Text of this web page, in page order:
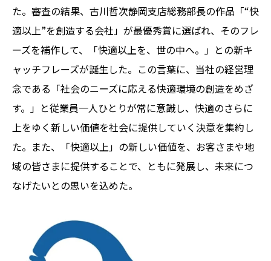
た。審査の結果、古川哲次静岡支店総務部長の作品「“快
適以上”を創造する会社」が最優秀賞に選ばれ、そのフレ
ーズを補作して、「快適以上を、世の中へ。」との新キ
ャッチフレーズが誕生した。この言葉に、当社の経営理
念である「社会のニーズに応える快適環境の創造をめざ
す。」と従業員一人ひとりが常に意識し、快適のさらに
上をゆく新しい価値を社会に提供していく決意を集約し
た。また、「快適以上」の新しい価値を、お客さまや地
域の皆さまに提供することで、ともに発展し、未来につ
なげたいとの思いを込めた。